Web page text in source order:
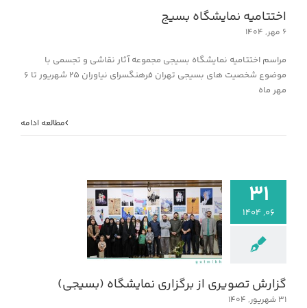
اختتامیه نمایشگاه بسیج
۶ مهر, ۱۴۰۴
مراسم اختتامیه نمایشگاه بسیجی مجموعه آثار نقاشی و تجسمی با
موضوع شخصیت های بسیجی تهران فرهنگسرای نیاوران ۲۵ شهریور تا ۶
مهر ماه
مطالعه ادامه
۳۱
۰۶, ۱۴۰۴
گزارش تصویری از برگزاری نمایشگاه (بسیجی)
۳۱ شهریور, ۱۴۰۴